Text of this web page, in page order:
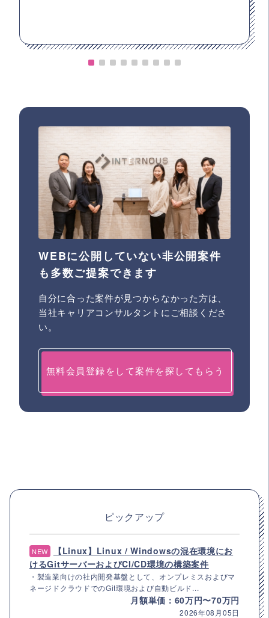
WEBに公開していない非公開案件
も多数ご提案できます
自分に合った案件が見つからなかった方は、
当社キャリアコンサルタントにご相談くださ
い。
無料会員登録をして案件を探してもらう
ピックアップ
NEW
【Linux】Linux / Windowsの混在環境にお
けるGitサーバーおよびCI/CD環境の構築案件
・製造業向けの社内開発基盤として、オンプレミスおよびマ
ネージドクラウドでのGit環境および自動ビルド...
月額単価：60万円〜70万円
2026年08月05日